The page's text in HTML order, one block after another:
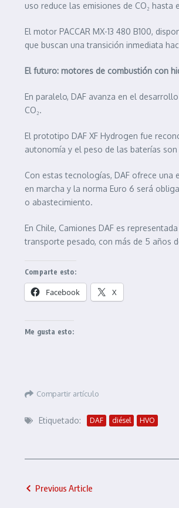
uso reduce las emisiones de CO₂
El motor PACCAR MX-13 480 B100,
que buscan una transición inmediata
El futuro: motores de combustión con
En paralelo, DAF avanza en el
CO₂.
El prototipo DAF XF Hydrogen fue
autonomía y el peso de las baterías
Con estas tecnologías, DAF ofrece
en marcha y la norma Euro 6 será
o abastecimiento.
En Chile, Camiones DAF es
transporte pesado, con más de 5 años
Comparte esto:
Facebook X
Me gusta esto:
Compartir artículo
Etiquetado: DAF diésel HVO
Previous Article